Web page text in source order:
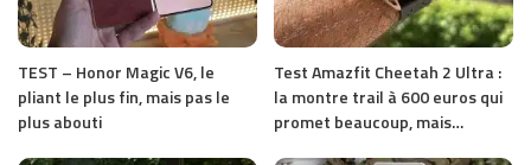
TEST – Honor Magic V6, le
pliant le plus fin, mais pas le
plus abouti
Test Amazfit Cheetah 2 Ultra :
la montre trail à 600 euros qui
promet beaucoup, mais…